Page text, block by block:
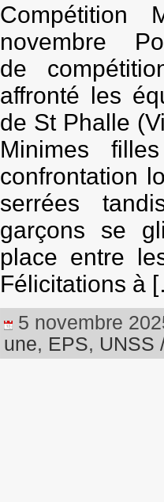
Compétition
novembre
de
affronté les
de St Phalle
Minimes
confrontation
serrées
garçons se
place entre
Félicitations à
5 novembre
une, EPS, UNSS